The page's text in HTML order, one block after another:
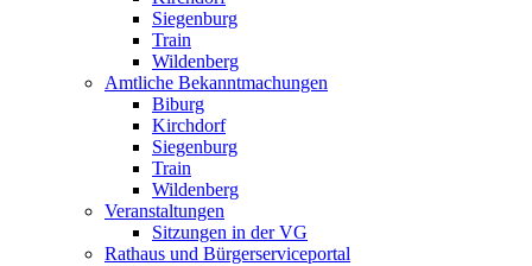
Siegenburg
Train
Wildenberg
Amtliche Bekanntmachungen
Biburg
Kirchdorf
Siegenburg
Train
Wildenberg
Veranstaltungen
Sitzungen in der VG
Rathaus und Bürgerserviceportal